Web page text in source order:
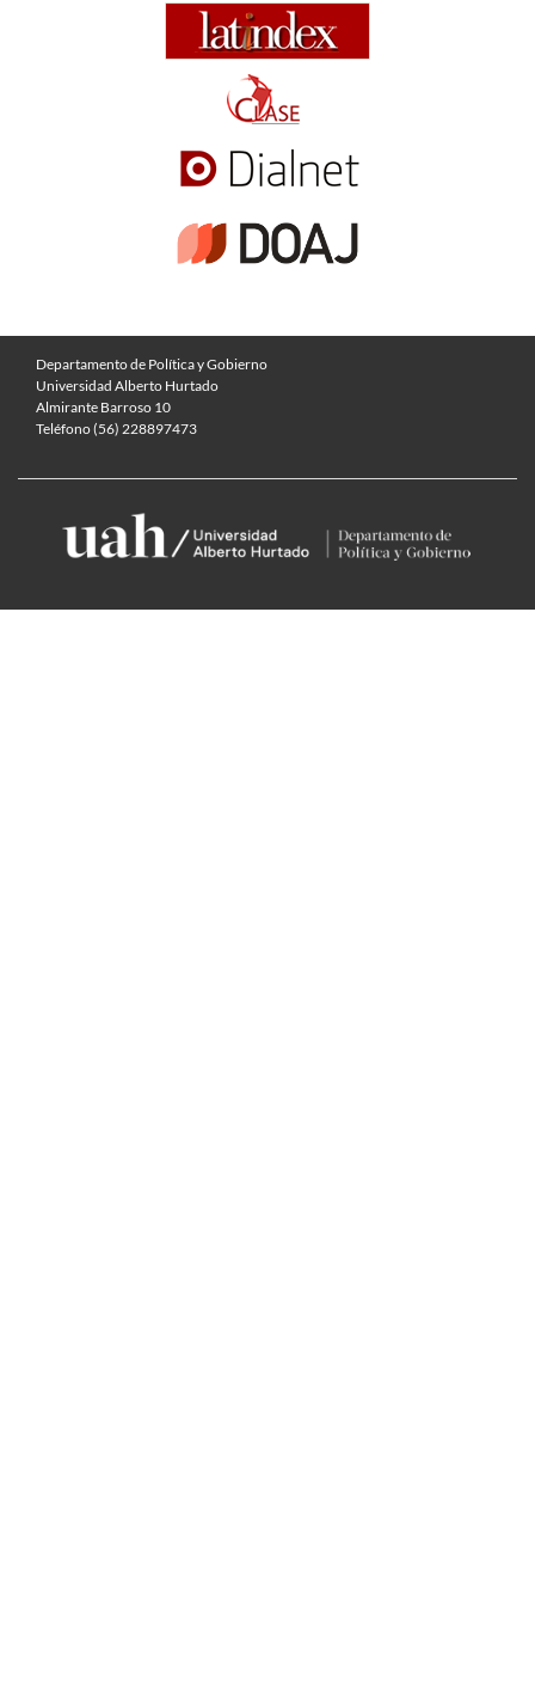
Departamento de Política y Gobierno
Universidad Alberto Hurtado
Almirante Barroso 10
Teléfono (56) 228897473